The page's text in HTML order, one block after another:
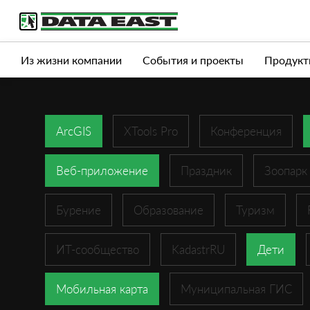
Услуги Продукты Истории успеха
Из жизни компании События и проекты
ArcGIS XTools Pro Конференция
Веб-приложение Праздник Зоопарк
Бурение Образование Туризм
ИТ-сообщество KadastrRU Дети
Мобильная карта Муниципальная ГИС